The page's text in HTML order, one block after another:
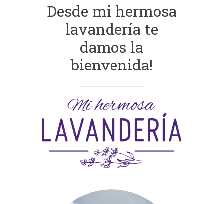
Desde mi hermosa
lavandería te
damos la
bienvenida!